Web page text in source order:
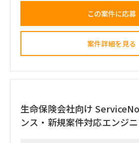
・勝田出張以外の日はリモートワーク
に対する改革提案および最終報告までを
■業務内容
・設計部門のオフィス内における行動観
・現場担当者へのヒアリングおよび顕在
・課題の分析、構造化およびボトルネッ
・幹部層への中間報告、最終報告資料の
ーション
この案件に応募
案件詳細を見る
生命保険会社向け
ンス・新規案件対応エンジ